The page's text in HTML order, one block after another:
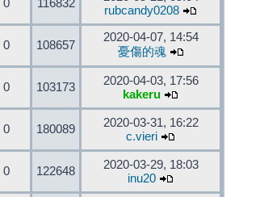
0 116832
rubcandy0208
0 108657
2020-04-07, 14:54
憂傷的魂
0 103173
2020-04-03, 17:56
kakeru
0 180089
2020-03-31, 16:22
c.vieri
0 122648
2020-03-29, 18:03
inu20